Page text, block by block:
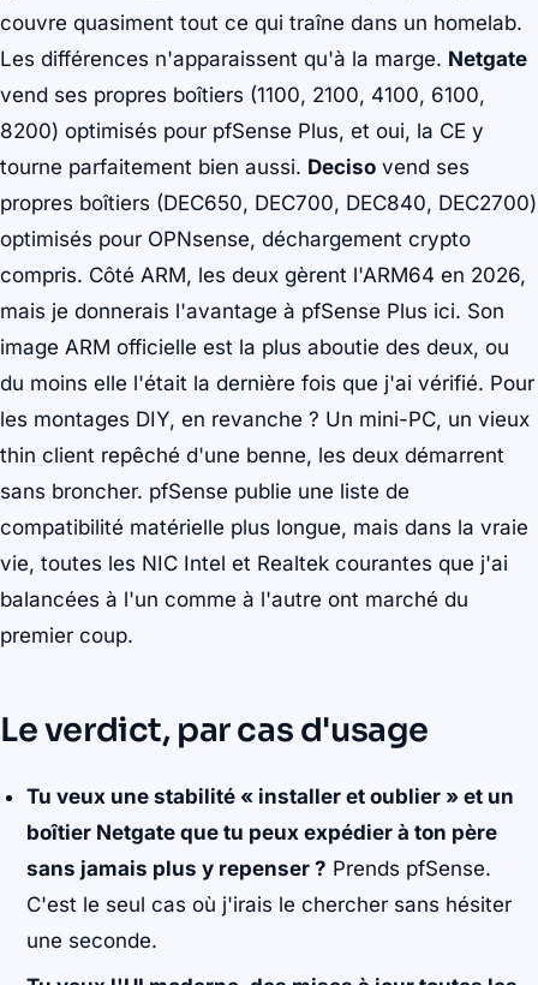
couvre quasiment tout ce qui traîne dans un homelab.
Les différences n'apparaissent qu'à la marge. Netgate
vend ses propres boîtiers (1100, 2100, 4100, 6100,
8200) optimisés pour pfSense Plus, et oui, la CE y
tourne parfaitement bien aussi. Deciso vend ses
propres boîtiers (DEC650, DEC700, DEC840, DEC2700)
optimisés pour OPNsense, déchargement crypto
compris. Côté ARM, les deux gèrent l'ARM64 en 2026,
mais je donnerais l'avantage à pfSense Plus ici. Son
image ARM officielle est la plus aboutie des deux, ou
du moins elle l'était la dernière fois que j'ai vérifié. Pour
les montages DIY, en revanche ? Un mini-PC, un vieux
thin client repêché d'une benne, les deux démarrent
sans broncher. pfSense publie une liste de
compatibilité matérielle plus longue, mais dans la vraie
vie, toutes les NIC Intel et Realtek courantes que j'ai
balancées à l'un comme à l'autre ont marché du
premier coup.
Le verdict, par cas d'usage
Tu veux une stabilité « installer et oublier » et un
boîtier Netgate que tu peux expédier à ton père
sans jamais plus y repenser ? Prends pfSense.
C'est le seul cas où j'irais le chercher sans hésiter
une seconde.